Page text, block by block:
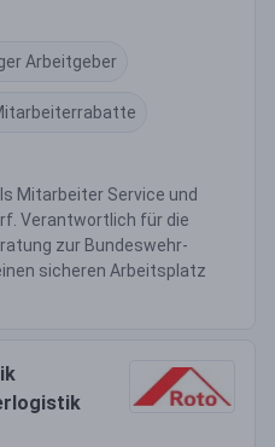
Arbeitgeber
Mitarbeiter Service und
Verantwortlich für die
zur Bundeswehr-
sicheren Arbeitsplatz